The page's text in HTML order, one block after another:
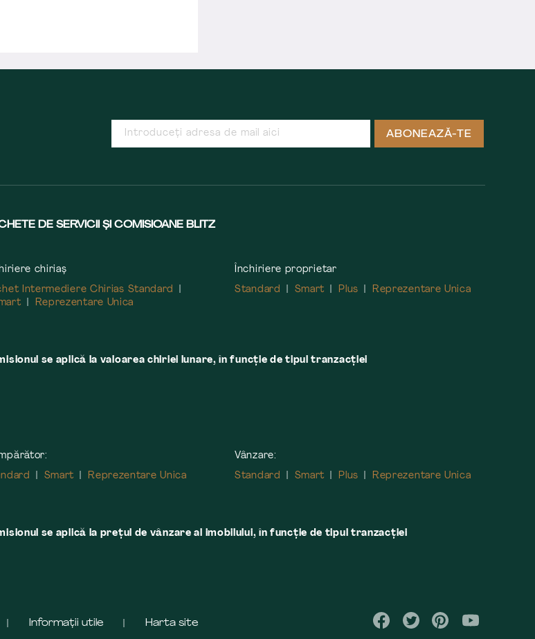
ABONEAZĂ-TE
DE SERVICII ȘI COMISIOANE BLITZ
chiriaș
Intermediere Chirias Standard
Reprezentare Unica
Închiriere proprietar
Standard
Smart Plus Reprezentare Unica
se aplică la valoarea chiriei lunare, în funcție de tipul tranzacției
Smart Reprezentare Unica
Vânzare:
Standard
Smart Plus Reprezentare Unica
se aplică la preţul de vânzare al imobilului, în funcţie de tipul tranzacţiei
Informații utile Harta site